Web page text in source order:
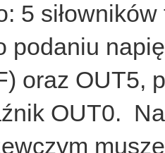
5
podaniu
oraz OUT5,
OUT0.